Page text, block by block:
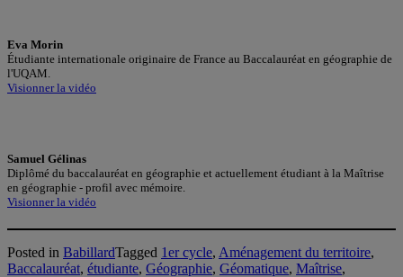
Eva Morin
Étudiante internationale originaire de France au Baccalauréat en géographie de
l'UQAM.
Visionner la vidéo
Samuel Gélinas
Diplômé du baccalauréat en géographie et actuellement étudiant à la Maîtrise
en géographie - profil avec mémoire.
Visionner la vidéo
Posted in BabillardTagged 1er cycle, Aménagement du territoire,
Baccalauréat, étudiante, Géographie, Géomatique, Maîtrise,